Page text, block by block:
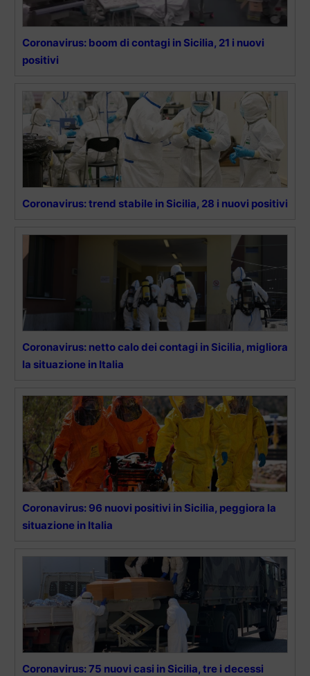
Coronavirus: boom di contagi in Sicilia, 21 i nuovi
positivi
Coronavirus: trend stabile in Sicilia, 28 i nuovi positivi
Coronavirus: netto calo dei contagi in Sicilia, migliora
la situazione in Italia
Coronavirus: 96 nuovi positivi in Sicilia, peggiora la
situazione in Italia
Coronavirus: 75 nuovi casi in Sicilia, tre i decessi